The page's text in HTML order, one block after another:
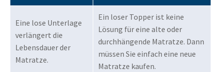
Eine lose Unterlage
verlängert die
Lebensdauer der
Matratze.
Ein loser Topper ist keine
Lösung für eine alte oder
durchhängende Matratze. Dann
müssen Sie einfach eine neue
Matratze kaufen.